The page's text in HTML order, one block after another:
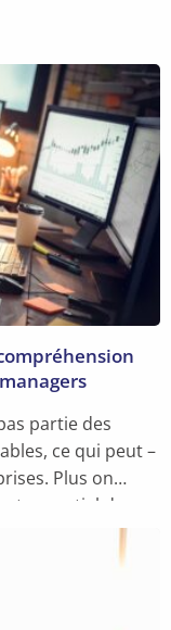
partie des
ce qui peut –
Plus on
essentiel de
entreprise ou